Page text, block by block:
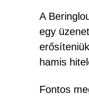
A
egy
hamis
Fontos